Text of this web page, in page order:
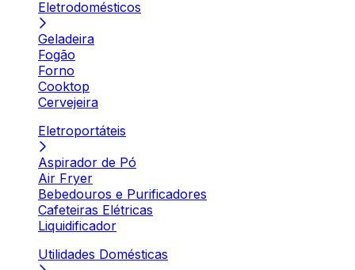
Eletrodomésticos
Geladeira
Fogão
Forno
Cooktop
Cervejeira
Eletroportáteis
Aspirador de Pó
Air Fryer
Bebedouros e Purificadores
Cafeteiras Elétricas
Liquidificador
Utilidades Domésticas